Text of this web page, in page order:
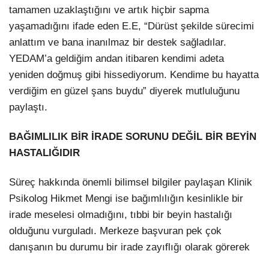
tamamen uzaklaştığını ve artık hiçbir sapma
yaşamadığını ifade eden E.E, “Dürüst şekilde sürecimi
anlattım ve bana inanılmaz bir destek sağladılar.
YEDAM’a geldiğim andan itibaren kendimi adeta
yeniden doğmuş gibi hissediyorum. Kendime bu hayatta
verdiğim en güzel şans buydu” diyerek mutluluğunu
paylaştı.
BAĞIMLILIK BİR İRADE SORUNU DEĞİL BİR BEYİN
HASTALIĞIDIR
Süreç hakkında önemli bilimsel bilgiler paylaşan Klinik
Psikolog Hikmet Mengi ise bağımlılığın kesinlikle bir
irade meselesi olmadığını, tıbbi bir beyin hastalığı
olduğunu vurguladı. Merkeze başvuran pek çok
danışanın bu durumu bir irade zayıflığı olarak görerek